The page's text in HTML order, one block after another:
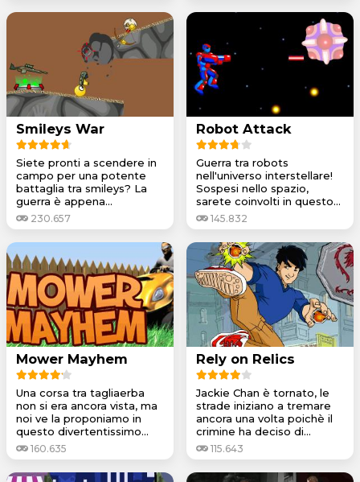
Smileys War
Siete pronti a scendere in
campo per una potente
battaglia tra smileys? La
guerra è appena...
230.657
Robot Attack
Guerra tra robots
nell'universo interstellare!
Sospesi nello spazio,
sarete coinvolti in questo...
145.832
Mower Mayhem
Una corsa tra tagliaerba
non si era ancora vista, ma
noi ve la proponiamo in
questo divertentissimo...
160.635
Rely on Relics
Jackie Chan è tornato, le
strade iniziano a tremare
ancora una volta poichè il
crimine ha deciso di...
115.643